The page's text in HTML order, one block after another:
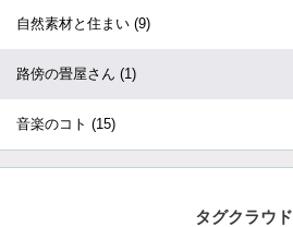
自然素材と住まい (9)
路傍の畳屋さん (1)
音楽のコト (15)
タグクラウド